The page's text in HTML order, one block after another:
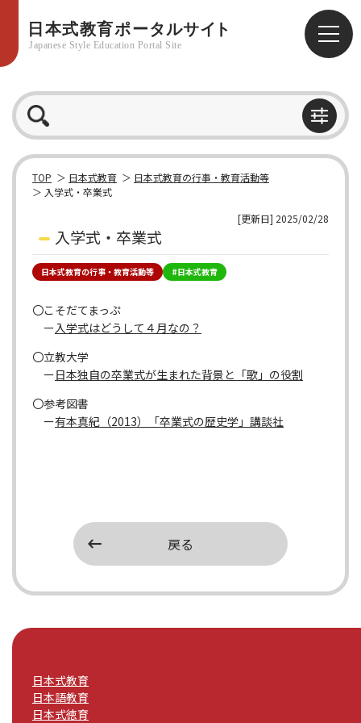
TOP 日本式教育
日本式教育の行事・教育活動等
入学式・卒業式
[更新日] 2025/02/28
入学式・卒業式
日本式教育の行事・教育活動等 #日本式教育
〇こそだてまっぷ
ー入学式はどうして４月なの？
〇立教大学
ー日本独自の卒業式が生まれた背景と「歌」の役割
〇参考図書
ー有本真紀（2013）「卒業式の歴史学」講談社
戻る
日本式教育
日本語教育
日本式徳育